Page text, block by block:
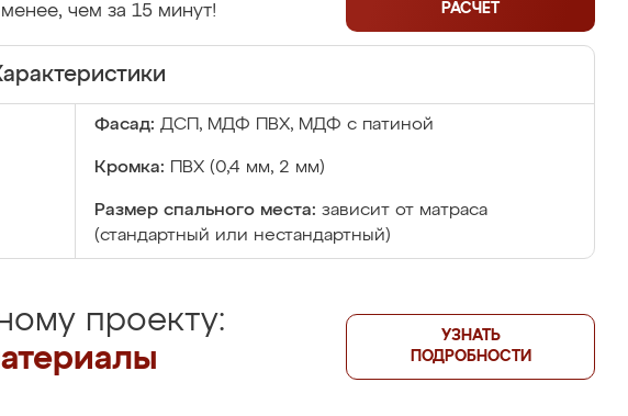
чем за 15 минут!
РАСЧЁТ
Фасад: ДСП, МДФ ПВХ, МДФ с патиной
Кромка: ПВХ (0,4 мм, 2 мм)
Размер спального места: зависит от матраса
(стандартный или нестандартный)
проекту:
УЗНАТЬ
ПОДРОБНОСТИ